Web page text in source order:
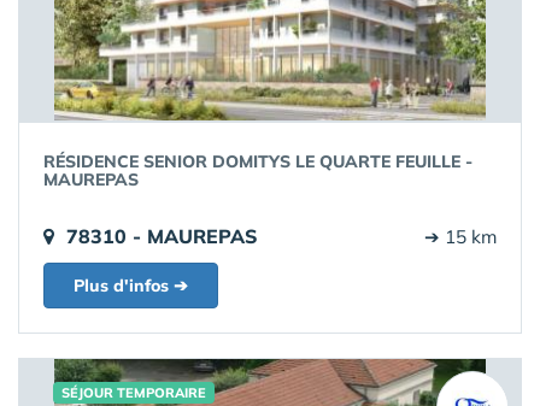
RÉSIDENCE SENIOR DOMITYS LE QUARTE FEUILLE -
MAUREPAS
78310 - MAUREPAS ➔ 15 km
Plus d'infos ➔
SÉJOUR TEMPORAIRE